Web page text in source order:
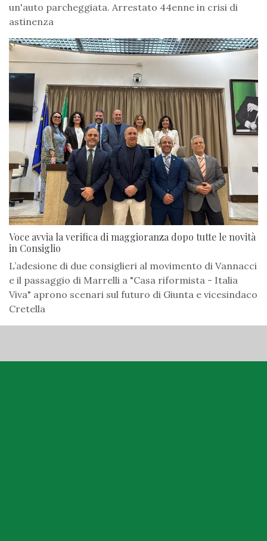
un'auto parcheggiata. Arrestato 44enne in crisi di
astinenza
Voce avvia la verifica di maggioranza dopo tutte le novità
in Consiglio
L’adesione di due consiglieri al movimento di Vannacci
e il passaggio di Marrelli a "Casa riformista - Italia
Viva" aprono scenari sul futuro di Giunta e vicesindaco
Cretella